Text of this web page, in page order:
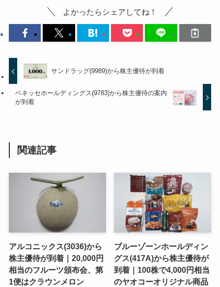
よかったらシェアしてね！
サンドラッグ(9989)から株主優待が到着
ベネッセホールディングス(9783)から株主優待の案内
が到着
関連記事
アルコニックス(3036)から
株主優待が到着｜20,000円
相当のフルーツ頒布会、第
1便はクラウンメロン
ブルーゾーンホールディン
グス(417A)から株主優待が
到着｜100株で4,000円相当
のヤオコーオリジナル商品